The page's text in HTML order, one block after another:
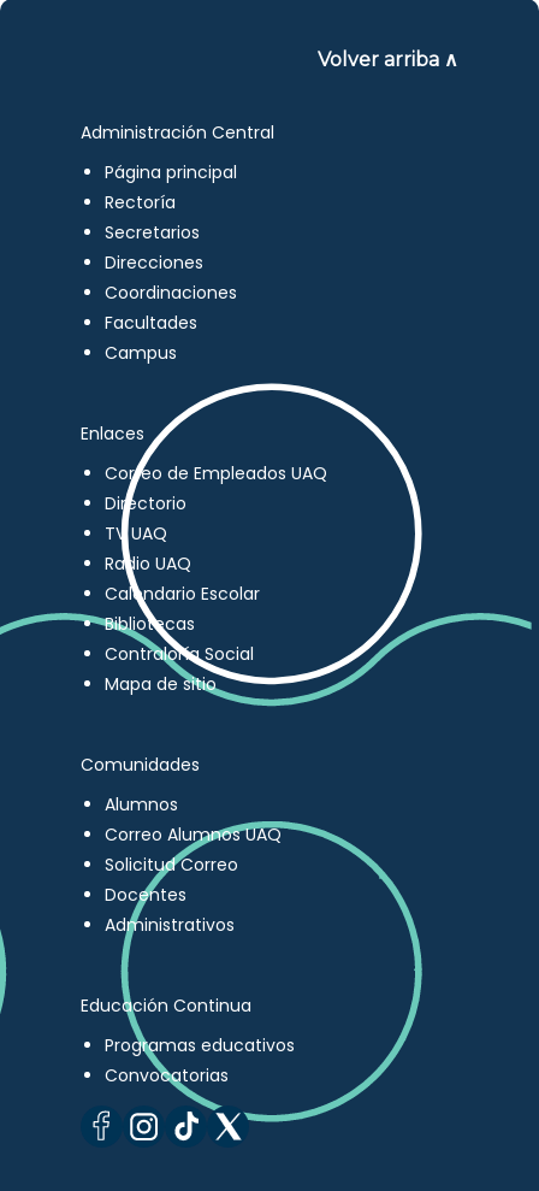
Volver arriba ∧
Administración Central
Página principal
Rectoría
Secretarios
Direcciones
Coordinaciones
Facultades
Campus
Enlaces
Correo de Empleados UAQ
Directorio
TV UAQ
Radio UAQ
Calendario Escolar
Bibliotecas
Contraloría Social
Mapa de sitio
Comunidades
Alumnos
Correo Alumnos UAQ
Solicitud Correo
Docentes
Administrativos
Educación Continua
Programas educativos
Convocatorias